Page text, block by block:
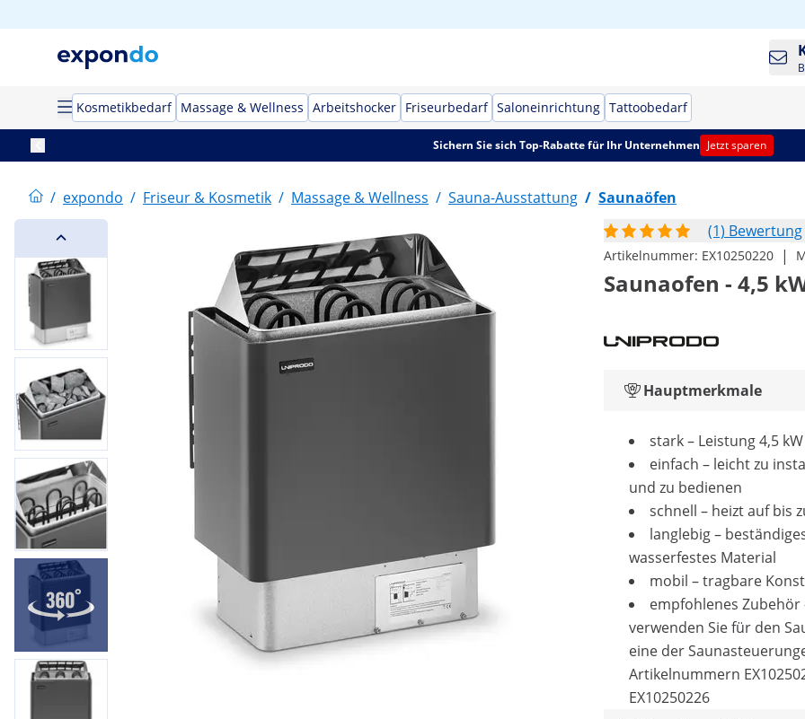
Kosmetikbedarf Massage & Wellness Arbeitshocker Friseurbedarf Saloneinrichtung Tattoobedarf
Sichern Sie sich Top-Rabatte für Ihr Unternehmen Jetzt sparen
/ expondo / Friseur & Kosmetik / Massage & Wellness / Sauna-Ausstattung / Saunaöfen
(1) Bewertung
Artikelnummer: EX10250220 |
Saunaofen - 4,5
Hauptmerkmale
stark – Leistung 4,5 kW
einfach – leicht zu
und zu bedienen
schnell – heizt auf bis
langlebig –
wasserfestes Material
mobil – tragbare
empfohlenes Zubehör
verwenden Sie für den
eine der
Artikelnummern
EX10250226